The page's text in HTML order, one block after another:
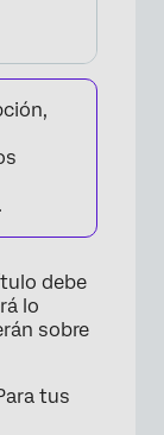
.
debe
lo
sobre
tus